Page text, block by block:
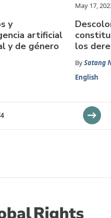
y
artificial
y de género
May 17,
los
BySatang
English
4